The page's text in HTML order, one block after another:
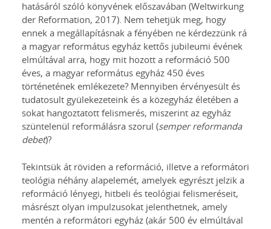
hatásáról szóló könyvének előszavában (Weltwirkung
der Reformation, 2017). Nem tehetjük meg, hogy
ennek a megállapításnak a fényében ne kérdezzünk rá
a magyar református egyház kettős jubileumi évének
elmúltával arra, hogy mit hozott a reformáció 500
éves, a magyar református egyház 450 éves
történetének emlékezete? Mennyiben érvényesült és
tudatosult gyülekezeteink és a közegyház életében a
sokat hangoztatott felismerés, miszerint az egyház
szüntelenül reformálásra szorul (semper reformanda
debet)?
Tekintsük át röviden a reformáció, illetve a reformátori
teológia néhány alapelemét, amelyek egyrészt jelzik a
reformáció lényegi, hitbeli és teológiai felismeréseit,
másrészt olyan impulzusokat jelenthetnek, amely
mentén a reformátori egyház (akár 500 év elmúltával